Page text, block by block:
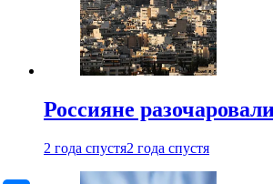
Россияне
2 года спустя2 года спустя